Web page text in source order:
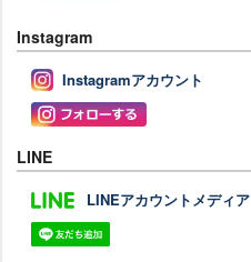
Instagram
Instagramアカウント
LINE
LINEアカウントメディア